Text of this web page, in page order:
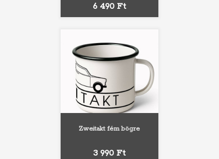
Ár
6 490 Ft
Zweitakt fém bögre
Ár
3 990 Ft